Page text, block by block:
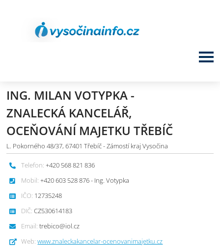
ING. MILAN VOTYPKA -
ZNALECKÁ KANCELÁŘ,
OCEŇOVÁNÍ MAJETKU TŘEBÍČ
L. Pokorného 48/37, 67401 Třebíč - Zámostí kraj Vysočina
Telefon: +420 568 821 836
Mobil: +420 603 528 876 - Ing. Votypka
IČO: 12735248
DIČ: CZ530614183
Email: trebico@iol.cz
Web: www.znaleckakancelar-ocenovanimajetku.cz